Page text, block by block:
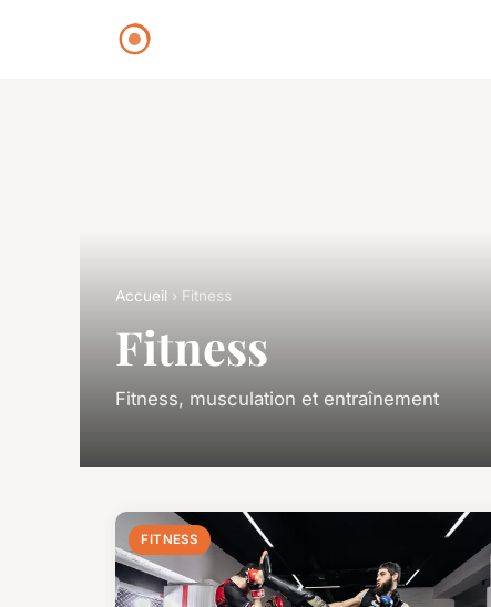
Accueil › Fitness
Fitness
Fitness, musculation et entraînement
FITNESS